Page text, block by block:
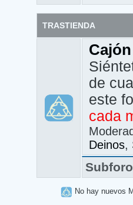
TRASTIENDA
de
este
cada
Deinos,
No hay nuevos